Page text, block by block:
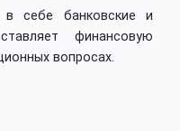
себе банковские и
финансовую
вопросах.